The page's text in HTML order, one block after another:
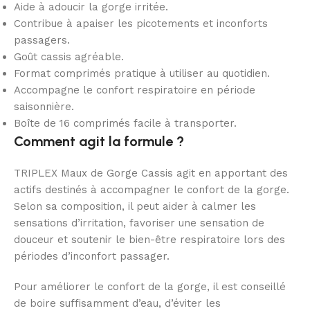
Aide à adoucir la gorge irritée.
Contribue à apaiser les picotements et inconforts
passagers.
Goût cassis agréable.
Format comprimés pratique à utiliser au quotidien.
Accompagne le confort respiratoire en période
saisonnière.
Boîte de 16 comprimés facile à transporter.
Comment agit la formule ?
TRIPLEX Maux de Gorge Cassis agit en apportant des
actifs destinés à accompagner le confort de la gorge.
Selon sa composition, il peut aider à calmer les
sensations d’irritation, favoriser une sensation de
douceur et soutenir le bien-être respiratoire lors des
périodes d’inconfort passager.
Pour améliorer le confort de la gorge, il est conseillé
de boire suffisamment d’eau, d’éviter les